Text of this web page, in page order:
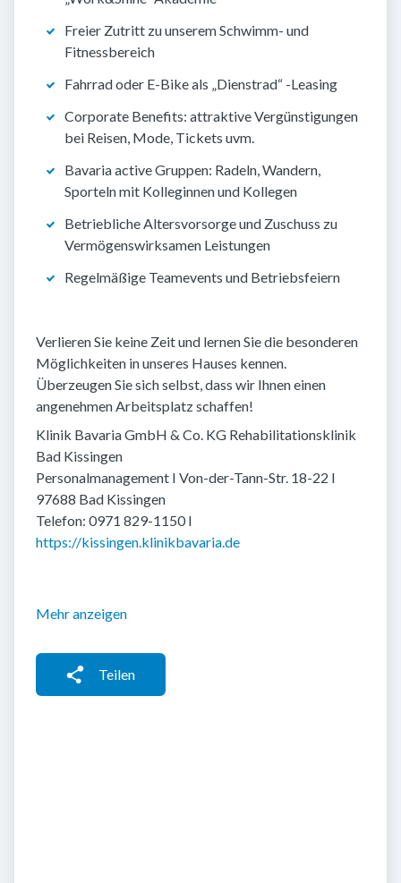
Freier Zutritt zu unserem Schwimm- und
Fitnessbereich
Fahrrad oder E-Bike als „Dienstrad“ -Leasing
Corporate Benefits: attraktive Vergünstigungen
bei Reisen, Mode, Tickets uvm.
Bavaria active Gruppen: Radeln, Wandern,
Sporteln mit Kolleginnen und Kollegen
Betriebliche Altersvorsorge und Zuschuss zu
Vermögenswirksamen Leistungen
Regelmäßige Teamevents und Betriebsfeiern
Verlieren Sie keine Zeit und lernen Sie die besonderen
Möglichkeiten in unseres Hauses kennen.
Überzeugen Sie sich selbst, dass wir Ihnen einen
angenehmen Arbeitsplatz schaffen!
Klinik Bavaria GmbH & Co. KG Rehabilitationsklinik
Bad Kissingen
Personalmanagement I Von-der-Tann-Str. 18-22 I
97688 Bad Kissingen
Telefon: 0971 829-1150 I
https://kissingen.klinikbavaria.de
Mehr anzeigen
Teilen